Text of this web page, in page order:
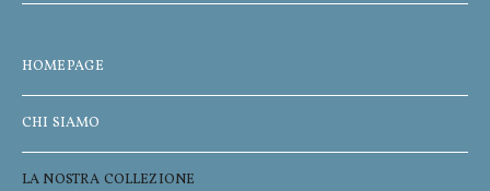
HOMEPAGE
CHI SIAMO
LA NOSTRA COLLEZIONE